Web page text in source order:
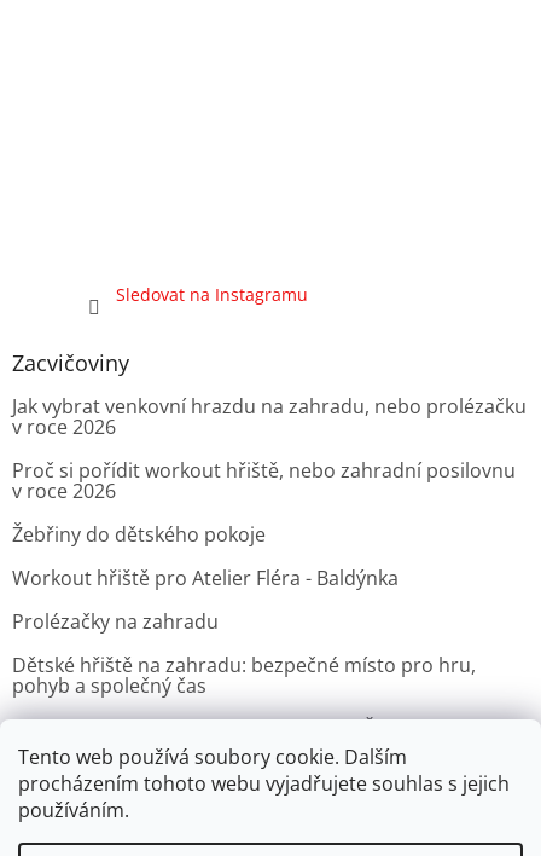
Tento web používá soubory cookie. Dalším
procházením tohoto webu vyjadřujete souhlas s jejich
používáním.
Sledovat na Instagramu
Zacvičoviny
Jak vybrat venkovní hrazdu na zahradu, nebo prolézačku
v roce 2026
Proč si pořídit workout hřiště, nebo zahradní posilovnu
v roce 2026
Žebřiny do dětského pokoje
Workout hřiště pro Atelier Fléra - Baldýnka
Prolézačky na zahradu
Dětské hřiště na zahradu: bezpečné místo pro hru,
pohyb a společný čas
republiky v Praze
ARCHIV